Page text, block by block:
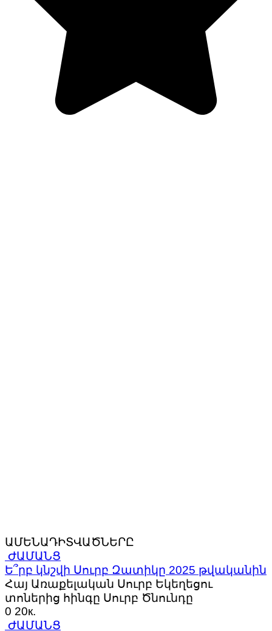
ԱՄԵՆԱԴԻՏՎԱԾՆԵՐԸ
ԺԱՄԱՆՑ
Ե՞րբ կնշվի Սուրբ Զատիկը 2025 թվականին
Հայ Առաքելական Սուրբ Եկեղեցու
տոներից հինգը Սուրբ Ծնունդը
0 20к.
ԺԱՄԱՆՑ